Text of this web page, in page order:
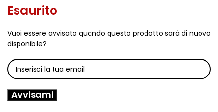
Esaurito
Vuoi essere avvisato quando questo prodotto sarà di nuovo
disponibile?
Avvisami